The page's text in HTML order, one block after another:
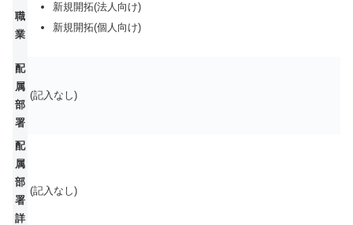
職
業
新規開拓(法人向け)
新規開拓(個人向け)
配
属
部
署
(記入なし)
配
属
部
署
詳
(記入なし)